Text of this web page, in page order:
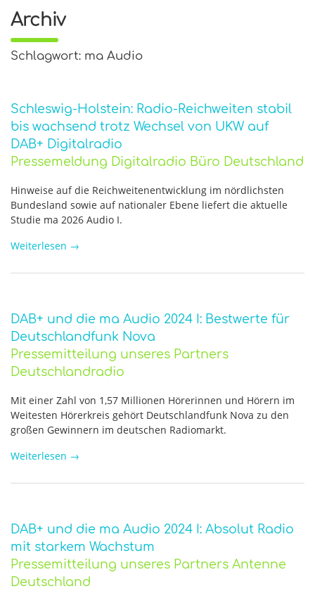
Archiv
Schlagwort: ma Audio
Schleswig-Holstein: Radio-Reichweiten stabil
bis wachsend trotz Wechsel von UKW auf
DAB+ Digitalradio
Pressemeldung Digitalradio Büro Deutschland
Hinweise auf die Reichweitenentwicklung im nördlichsten
Bundesland sowie auf nationaler Ebene liefert die aktuelle
Studie ma 2026 Audio I.
Weiterlesen →
DAB+ und die ma Audio 2024 I: Bestwerte für
Deutschlandfunk Nova
Pressemitteilung unseres Partners
Deutschlandradio
Mit einer Zahl von 1,57 Millionen Hörerinnen und Hörern im
Weitesten Hörerkreis gehört Deutschlandfunk Nova zu den
großen Gewinnern im deutschen Radiomarkt.
Weiterlesen →
DAB+ und die ma Audio 2024 I: Absolut Radio
mit starkem Wachstum
Pressemitteilung unseres Partners Antenne
Deutschland